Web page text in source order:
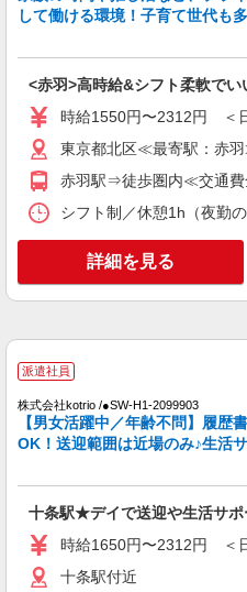
含む。 夜勤10
夜勤1回あた
東京都北区
線の王子駅か
キープ
職業紹介
株式会社kotrio /●SW-S-1850210
浮間舟渡駅＊
デイSTAFF/
ン代含む)＞
最寄り駅：
派遣社員
株式会社kotrio /●SW-H1-2099903
十条駅★デイ
祉】
時給1650
十条駅付近
キープ
して働ける環境！子育て世代も
<赤羽>高時給&シフト柔軟でい
時給1550円〜2312円 ＜
東京都北区≪最寄駅：赤
赤羽駅⇒徒歩圏内≪交通
シフト制／休憩1h（夜勤
詳細を見る
派遣社員
株式会社kotrio /●SW-H1-2099903
【男女活躍中／年齢不問】履歴
OK！送迎範囲は近場のみ♪生活
十条駅★デイで送迎や生活サポ
時給1650円〜2312円 ＜
十条駅付近